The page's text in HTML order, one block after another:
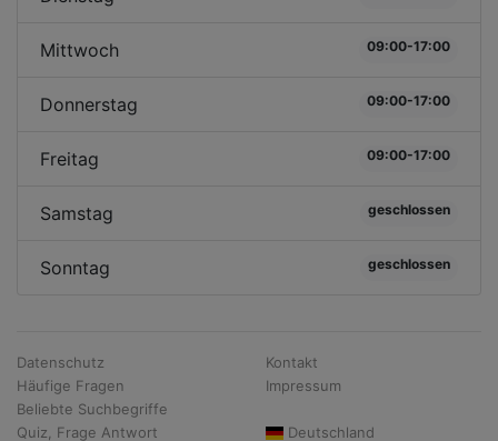
Mittwoch 09:00-17:00
Donnerstag 09:00-17:00
Freitag 09:00-17:00
Samstag geschlossen
Sonntag geschlossen
Datenschutz
Häufige Fragen
Beliebte Suchbegriffe
Quiz, Frage Antwort
Kontakt
Impressum
Deutschland